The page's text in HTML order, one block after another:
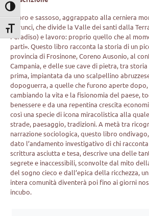
Attiva/disattiva alto contrasto
Attiva/disattiva dimensione testo
Aspro e sassoso, aggrappato alla cerniera
Aurunci, che divide la Valle dei santi dalla
Paradiso) e lavoro: proprio quello che al
parti». Questo libro racconta la storia di un
provincia di Frosinone, Coreno Ausonio, al
Campania, e delle sue cave di pietra, tra
prima, impiantata da uno scalpellino
dopoguerra, a quelle che furono aperte
cambiando la vita e la fisionomia del paese,
benessere e da una repentina crescita
così una specie di icona miracolistica alla
strade, paesaggio, tradizioni. A metà tra
narrazione sociologica, questo libro
dato l’andamento investigativo di chi
scrittura asciutta e tesa, descrive una delle
segrete e inaccessibili, sconvolte dal mito
del sogno cieco e dall’epica della ricchezza,
intera comunità diventerà poi fino ai giorni
incubo.